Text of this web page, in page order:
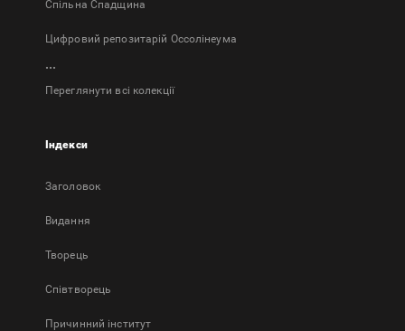
Спільна Спадщина
Цифровий репозитарій Оссолінеума
...
Переглянути всі колекції
Індекси
Заголовок
Bидання
Творець
Співтворець
Причинний інститут